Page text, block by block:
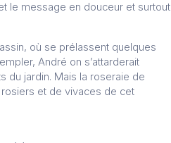
le message en douceur et surtout
où se prélassent quelques
André on s’attarderait
du jardin. Mais la roseraie de
et de vivaces de cet